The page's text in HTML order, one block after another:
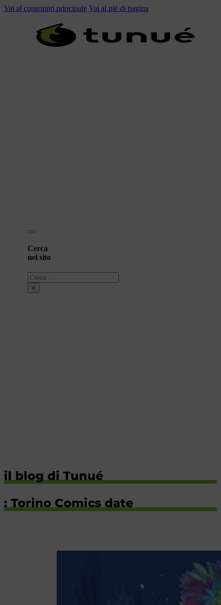
Vai al contenuto principale Vai al piè di pagina
Cerca
nel sito
Cerca
×
il blog di Tunué
: Torino Comics date